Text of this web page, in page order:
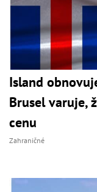
Island
Brusel varuje,
cenu
Zahraničné